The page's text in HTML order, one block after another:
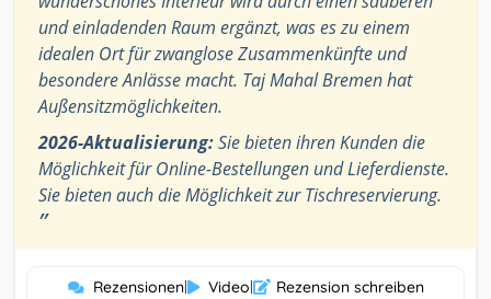
und einladenden Raum ergänzt, was es zu einem
idealen Ort für zwanglose Zusammenkünfte und
besondere Anlässe macht. Taj Mahal Bremen hat
Außensitzmöglichkeiten.
2026-Aktualisierung:Sie bieten ihren Kunden die
Möglichkeit für Online-Bestellungen und Lieferdienste.
Sie bieten auch die Möglichkeit zur Tischreservierung.
”
Rezensionen| Video| Rezension schreiben